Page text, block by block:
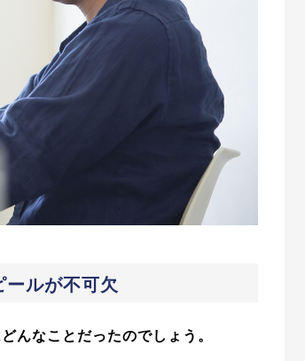
ールが不可欠
んなことだったのでしょう。